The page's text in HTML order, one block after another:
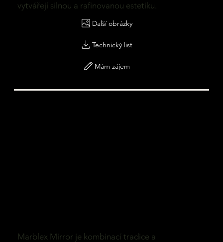
vytvářejí silnou a rafinovanou estetiku.
Další obrázky
Technický list
Mám zájem
Marblex Mirror je kombinací tradice a